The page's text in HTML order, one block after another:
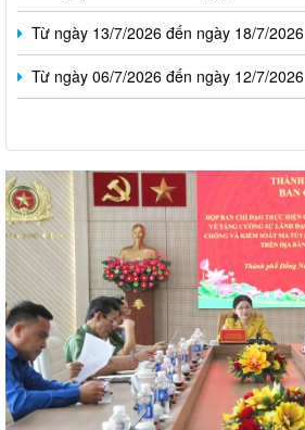
Từ ngày 13/7/2026 đến ngày 18/7/2026
Từ ngày 06/7/2026 đến ngày 12/7/2026